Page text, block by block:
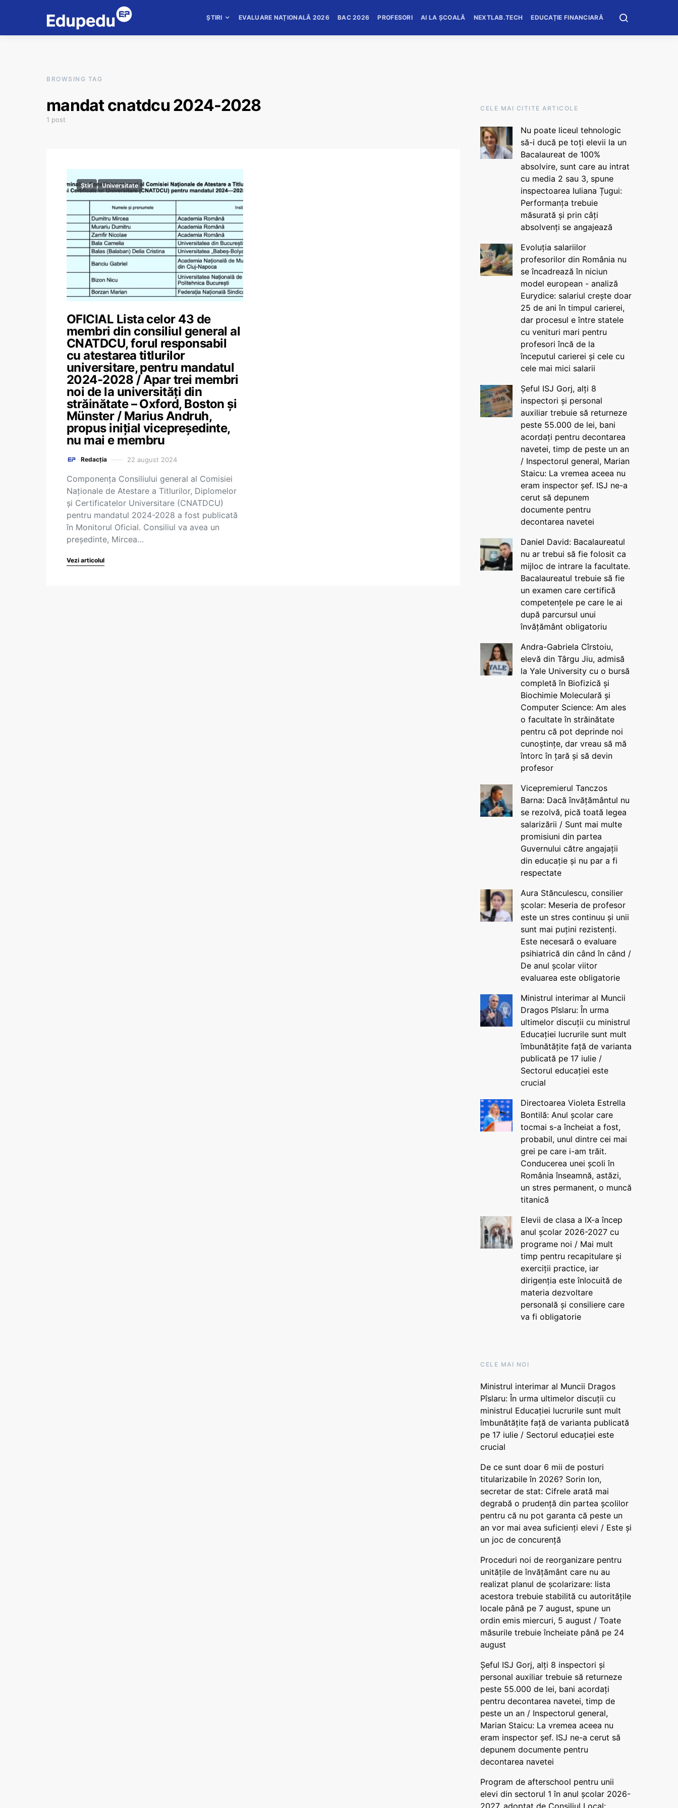
ȘTIRI EVALUARE NAȚIONALĂ 2026 BAC 2026 PROFESORI AI LA ȘCOALĂ NEXTLAB.TECH EDUCAȚIE FINANCIARĂ
BROWSING TAG
mandat cnatdcu 2024-2028
1 post
Știri Universitate
OFICIAL Lista celor 43 de
membri din consiliul general al
CNATDCU, forul responsabil
cu atestarea titlurilor
universitare, pentru mandatul
2024-2028 / Apar trei membri
noi de la universități din
străinătate – Oxford, Boston și
Münster / Marius Andruh,
propus inițial vicepreședinte,
nu mai e membru
Redacția 22 august 2024
Componența Consiliului general al Comisiei
Naționale de Atestare a Titlurilor, Diplomelor
și Certificatelor Universitare (CNATDCU)
pentru mandatul 2024-2028 a fost publicată
în Monitorul Oficial. Consiliul va avea un
președinte, Mircea…
Vezi articolul
CELE MAI CITITE ARTICOLE
Nu poate liceul tehnologic
să-i ducă pe toți elevii la un
Bacalaureat de 100%
absolvire, sunt care au intrat
cu media 2 sau 3, spune
inspectoarea Iuliana Țugui:
Performanța trebuie
măsurată și prin câți
absolvenți se angajează
Evoluția salariilor
profesorilor din România nu
se încadrează în niciun
model european - analiză
Eurydice: salariul crește doar
25 de ani în timpul carierei,
dar procesul e între statele
cu venituri mari pentru
profesori încă de la
începutul carierei și cele cu
cele mai mici salarii
Șeful ISJ Gorj, alți 8
inspectori și personal
auxiliar trebuie să returneze
peste 55.000 de lei, bani
acordați pentru decontarea
navetei, timp de peste un an
/ Inspectorul general, Marian
Staicu: La vremea aceea nu
eram inspector șef. ISJ ne-a
cerut să depunem
documente pentru
decontarea navetei
Daniel David: Bacalaureatul
nu ar trebui să fie folosit ca
mijloc de intrare la facultate.
Bacalaureatul trebuie să fie
un examen care certifică
competențele pe care le ai
după parcursul unui
învățământ obligatoriu
Andra-Gabriela Cîrstoiu,
elevă din Târgu Jiu, admisă
la Yale University cu o bursă
completă în Biofizică și
Biochimie Moleculară și
Computer Science: Am ales
o facultate în străinătate
pentru că pot deprinde noi
cunoștințe, dar vreau să mă
întorc în țară și să devin
profesor
Vicepremierul Tanczos
Barna: Dacă învățământul nu
se rezolvă, pică toată legea
salarizării / Sunt mai multe
promisiuni din partea
Guvernului către angajații
din educație și nu par a fi
respectate
Aura Stănculescu, consilier
școlar: Meseria de profesor
este un stres continuu și unii
sunt mai puțini rezistenți.
Este necesară o evaluare
psihiatrică din când în când /
De anul școlar viitor
evaluarea este obligatorie
Ministrul interimar al Muncii
Dragos Pîslaru: În urma
ultimelor discuții cu ministrul
Educației lucrurile sunt mult
îmbunătățite față de varianta
publicată pe 17 iulie /
Sectorul educației este
crucial
Directoarea Violeta Estrella
Bontilă: Anul școlar care
tocmai s-a încheiat a fost,
probabil, unul dintre cei mai
grei pe care i-am trăit.
Conducerea unei școli în
România înseamnă, astăzi,
un stres permanent, o muncă
titanică
Elevii de clasa a IX-a încep
anul școlar 2026-2027 cu
programe noi / Mai mult
timp pentru recapitulare și
exerciții practice, iar
dirigenția este înlocuită de
materia dezvoltare
personală și consiliere care
va fi obligatorie
CELE MAI NOI
Ministrul interimar al Muncii Dragos
Pîslaru: În urma ultimelor discuții cu
ministrul Educației lucrurile sunt mult
îmbunătățite față de varianta publicată
pe 17 iulie / Sectorul educației este
crucial
De ce sunt doar 6 mii de posturi
titularizabile în 2026? Sorin Ion,
secretar de stat: Cifrele arată mai
degrabă o prudență din partea școlilor
pentru că nu pot garanta că peste un
an vor mai avea suficienți elevi / Este și
un joc de concurență
Proceduri noi de reorganizare pentru
unitățile de învățământ care nu au
realizat planul de școlarizare: lista
acestora trebuie stabilită cu autoritățile
locale până pe 7 august, spune un
ordin emis miercuri, 5 august / Toate
măsurile trebuie încheiate până pe 24
august
Șeful ISJ Gorj, alți 8 inspectori și
personal auxiliar trebuie să returneze
peste 55.000 de lei, bani acordați
pentru decontarea navetei, timp de
peste un an / Inspectorul general,
Marian Staicu: La vremea aceea nu
eram inspector șef. ISJ ne-a cerut să
depunem documente pentru
decontarea navetei
Program de afterschool pentru unii
elevi din sectorul 1 în anul școlar 2026-
2027, adoptat de Consiliul Local: